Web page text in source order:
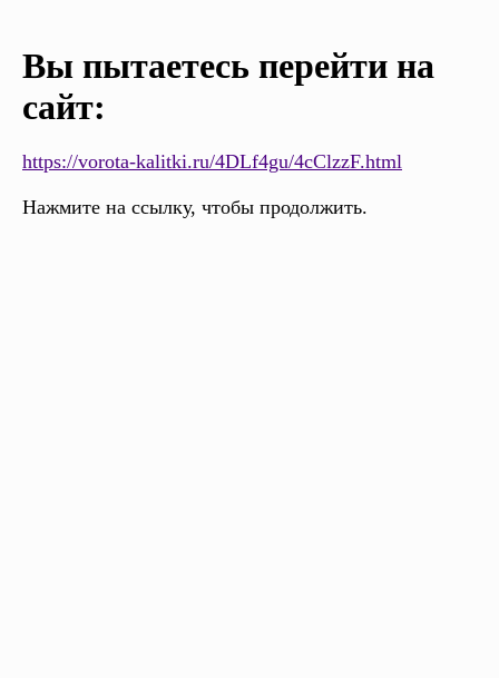
Вы пытаетесь перейти на
сайт:
https://vorota-kalitki.ru/4DLf4gu/4cClzzF.html
Нажмите на ссылку, чтобы продолжить.